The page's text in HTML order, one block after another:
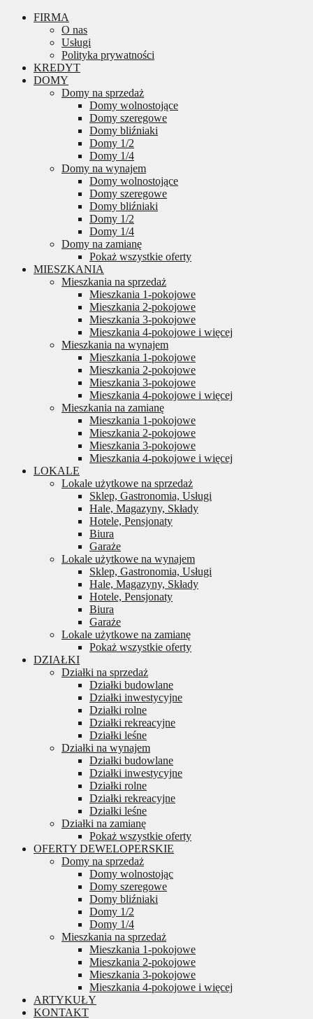
FIRMA
O nas
Usługi
Polityka prywatności
KREDYT
DOMY
Domy na sprzedaż
Domy wolnostojące
Domy szeregowe
Domy bliźniaki
Domy 1/2
Domy 1/4
Domy na wynajem
Domy wolnostojące
Domy szeregowe
Domy bliźniaki
Domy 1/2
Domy 1/4
Domy na zamianę
Pokaż wszystkie oferty
MIESZKANIA
Mieszkania na sprzedaż
Mieszkania 1-pokojowe
Mieszkania 2-pokojowe
Mieszkania 3-pokojowe
Mieszkania 4-pokojowe i więcej
Mieszkania na wynajem
Mieszkania 1-pokojowe
Mieszkania 2-pokojowe
Mieszkania 3-pokojowe
Mieszkania 4-pokojowe i więcej
Mieszkania na zamianę
Mieszkania 1-pokojowe
Mieszkania 2-pokojowe
Mieszkania 3-pokojowe
Mieszkania 4-pokojowe i więcej
LOKALE
Lokale użytkowe na sprzedaż
Sklep, Gastronomia, Usługi
Hale, Magazyny, Składy
Hotele, Pensjonaty
Biura
Garaże
Lokale użytkowe na wynajem
Sklep, Gastronomia, Usługi
Hale, Magazyny, Składy
Hotele, Pensjonaty
Biura
Garaże
Lokale użytkowe na zamianę
Pokaż wszystkie oferty
DZIAŁKI
Działki na sprzedaż
Działki budowlane
Działki inwestycyjne
Działki rolne
Działki rekreacyjne
Działki leśne
Działki na wynajem
Działki budowlane
Działki inwestycyjne
Działki rolne
Działki rekreacyjne
Działki leśne
Działki na zamianę
Pokaż wszystkie oferty
OFERTY DEWELOPERSKIE
Domy na sprzedaż
Domy wolnostojąc
Domy szeregowe
Domy bliźniaki
Domy 1/2
Domy 1/4
Mieszkania na sprzedaż
Mieszkania 1-pokojowe
Mieszkania 2-pokojowe
Mieszkania 3-pokojowe
Mieszkania 4-pokojowe i więcej
ARTYKUŁY
KONTAKT